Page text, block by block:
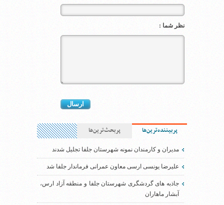
نظر شما :
پربیننده‌ترین‌ها پربحث‌ترین‌ها
مدیران و کارمندان نمونه شهرستان جلفا تجلیل شدند
علیرضا یونسی ارسی معاون عمرانی فرماندار جلفا شد
جاذبه های گردشگری شهرستان جلفا و منطقه آزاد ارس،
آبشار ماهاران